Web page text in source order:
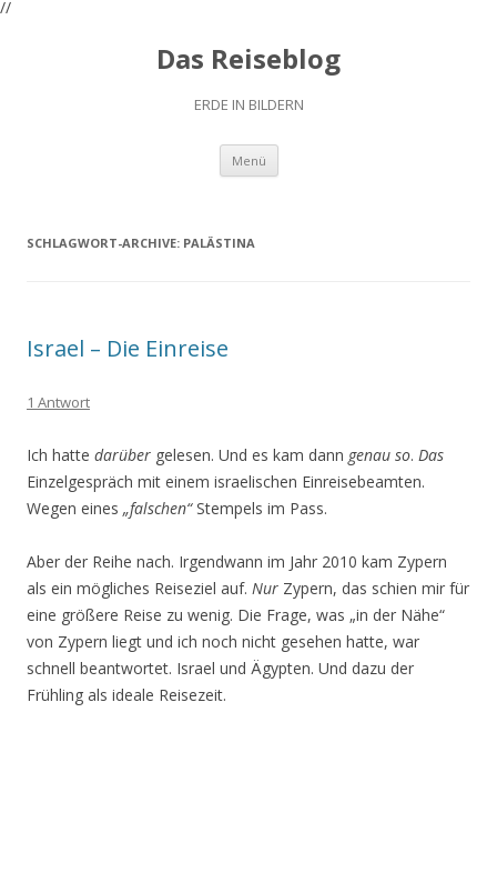
//
Das Reiseblog
ERDE IN BILDERN
Menü Zum
springen
SCHLAGWORT-ARCHIVE: PALÄSTINA
Israel – Die Einreise
1 Antwort
Ich hatte darüber gelesen. Und es kam dann genau so. Das
Einzelgespräch mit einem israelischen Einreisebeamten.
Wegen eines „falschen“Stempels im Pass.
Aber der Reihe nach. Irgendwann im Jahr 2010 kam Zypern
als ein mögliches Reiseziel auf. Nur Zypern, das schien mir für
eine größere Reise zu wenig. Die Frage, was „in der Nähe“
von Zypern liegt und ich noch nicht gesehen hatte, war
schnell beantwortet. Israel und Ägypten. Und dazu der
Frühling als ideale Reisezeit.